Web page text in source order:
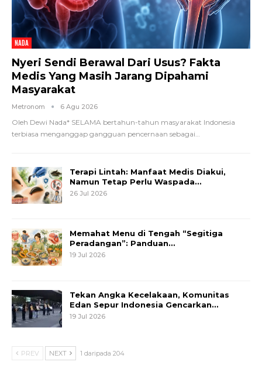
NADA
Nyeri Sendi Berawal Dari Usus? Fakta
Medis Yang Masih Jarang Dipahami
Masyarakat
Metronom 6 Agu 2026
Oleh Dewi Nada* SELAMA bertahun-tahun masyarakat Indonesia
terbiasa menganggap gangguan pencernaan sebagai
Terapi Lintah: Manfaat Medis Diakui,
Namun Tetap Perlu Waspada…
26 Jul 2026
Memahat Menu di Tengah “Segitiga
Peradangan”: Panduan…
19 Jul 2026
Tekan Angka Kecelakaan, Komunitas
Edan Sepur Indonesia Gencarkan…
19 Jul 2026
PREV NEXT 1 daripada 204